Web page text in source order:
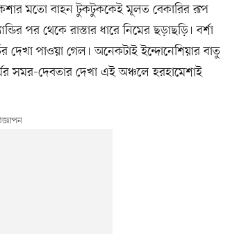
মতো বাহন টুকটুককেই মূলত বেকারির রূপ
পর থেকে রাস্তার ধারে নিমের ছড়াছড়ি। বর্শা
দেখা পাওয়া গেল। অনেকটাই ইন্দোনেশিয়ার বাতু
সমর-দেবতার দেখা এই অঞ্চলে হরহামেশাই